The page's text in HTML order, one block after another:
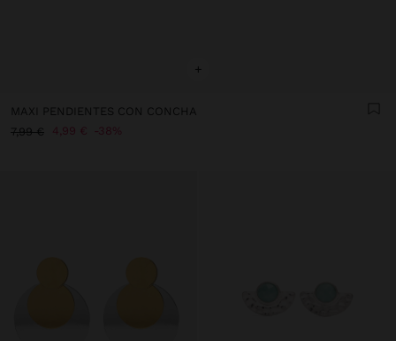
+
MAXI PENDIENTES CON CONCHA
7,99 €
4,99 € 38%